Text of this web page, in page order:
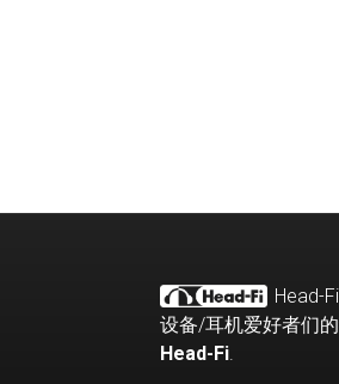
Head-Fi
设备/耳机爱好者们
Head-Fi.